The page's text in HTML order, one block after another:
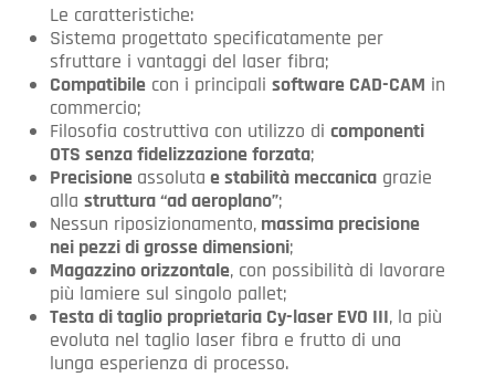
Le caratteristiche:
Sistema progettato specificatamente per
sfruttare i vantaggi del laser fibra;
Compatibilecon i principali software CAD-CAM in
commercio;
Filosofia costruttiva con utilizzo di componenti
OTS senza fidelizzazione forzata;
Precisione assoluta e stabilità meccanicagrazie
alla struttura “ad aeroplano”;
Nessun riposizionamento,massima precisione
nei pezzi di grosse dimensioni;
Magazzino orizzontale, con possibilità di lavorare
più lamiere sul singolo pallet;
Testa di taglio proprietaria Cy-laser EVO III, la più
evoluta nel taglio laser fibra e frutto di una
lunga esperienza di processo.